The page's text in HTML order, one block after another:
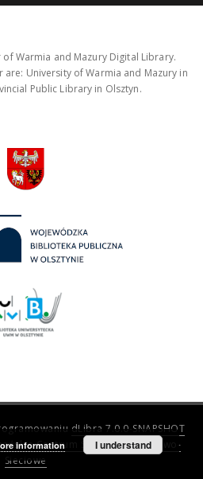
Warmia and Mazury Digital Library.
University of Warmia and Mazury in
Public Library in Olsztyn.
dLibra 7.0.0-SNAPSHOT
Centrum Superkomputerowo-
Sieciowe
information I understand